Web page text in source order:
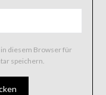
diesem Browser für
speichern.